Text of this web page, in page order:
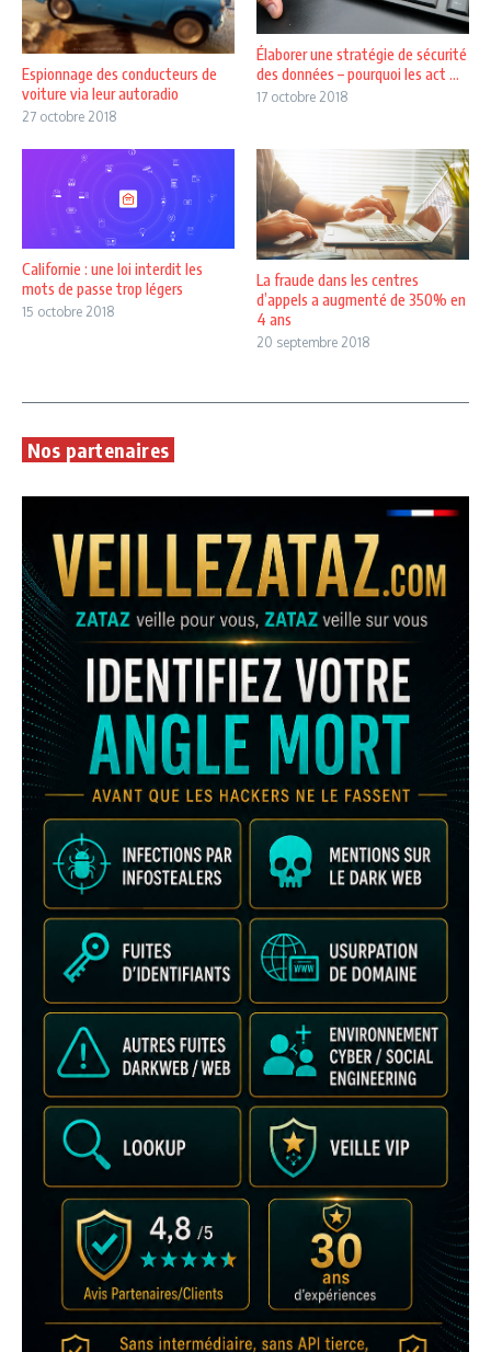
Espionnage des conducteurs de
voiture via leur autoradio
27 octobre 2018
Élaborer une stratégie de sécurité
des données – pourquoi les act ...
17 octobre 2018
Californie : une loi interdit les
mots de passe trop légers
15 octobre 2018
La fraude dans les centres
d’appels a augmenté de 350% en
4 ans
20 septembre 2018
Nos partenaires